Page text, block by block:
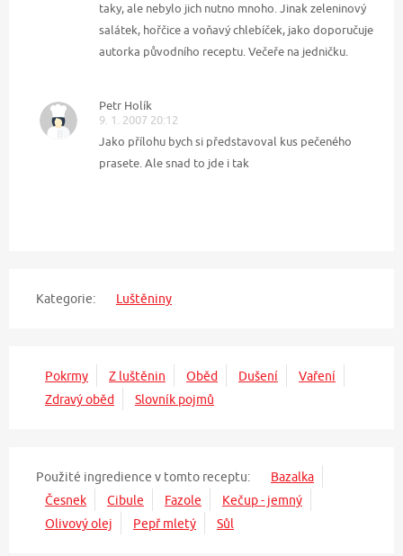
taky, ale nebylo jich nutno mnoho. Jinak zeleninový
salátek, hořčice a voňavý chlebíček, jako doporučuje
autorka původního receptu. Večeře na jedničku.
Petr Holík
9. 1. 2007 20:12
Jako přílohu bych si představoval kus pečeného
prasete. Ale snad to jde i tak
Kategorie: Luštěniny
Pokrmy Z luštěnin Oběd Dušení
Vaření
Zdravý oběd
Slovník pojmů
Použité ingredience v tomto receptu:
Bazalka
Česnek
Cibule Fazole
Kečup - jemný
Olivový olej
Pepř mletý Sůl